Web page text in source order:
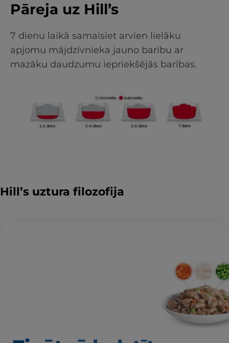
Pāreja uz Hill’s
7 dienu laikā samaisiet arvien lielāku
apjomu mājdzīvnieka jauno barību ar
mazāku daudzumu iepriekšējās barības.
Hill’s uztura filozofija